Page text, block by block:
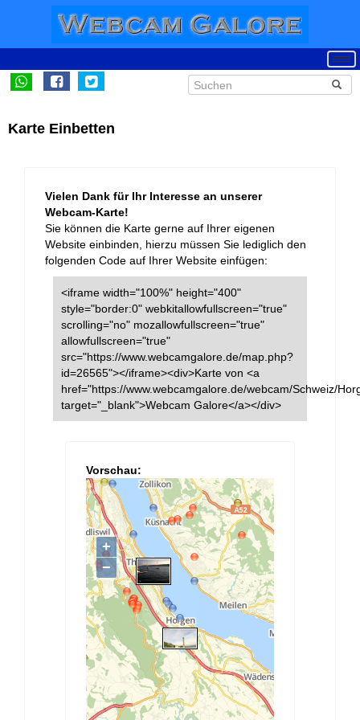
Karte Einbetten
Vielen Dank für Ihr Interesse an unserer
Webcam-Karte!
Sie können die Karte gerne auf Ihrer eigenen
Website einbinden, hierzu müssen Sie lediglich den
folgenden Code auf Ihrer Website einfügen:
<iframe width="100%" height="400"
style="border:0" webkitallowfullscreen="true"
scrolling="no" mozallowfullscreen="true"
allowfullscreen="true"
src="https://www.webcamgalore.de/map.php?
id=26565"></iframe><div>Karte von <a
href="https://www.webcamgalore.de/webcam/Schweiz/
target="_blank">Webcam Galore</a></div>
Vorschau: